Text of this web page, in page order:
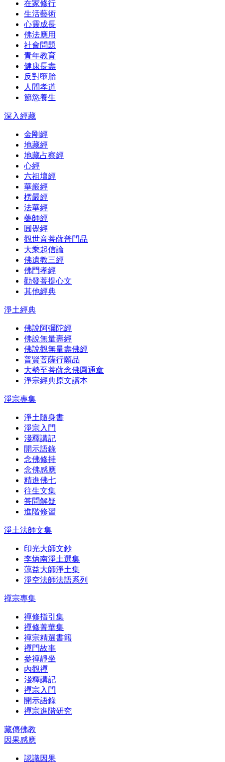
在家修行
生活藝術
心靈成長
佛法應用
社會問題
青年教育
健康長壽
反對墮胎
人間孝道
節慾養生
深入經藏
金剛經
地藏經
地藏占察經
心經
六祖壇經
華嚴經
楞嚴經
法華經
藥師經
圓覺經
觀世音菩薩普門品
大乘起信論
佛遺教三經
佛門孝經
勸發菩提心文
其他經典
淨土經典
佛說阿彌陀經
佛說無量壽經
佛說觀無量壽佛經
普賢菩薩行願品
大勢至菩薩念佛圓通章
淨宗經典原文讀本
淨宗專集
淨土隨身書
淨宗入門
淺釋講記
開示語錄
念佛修持
念佛感應
精進佛七
往生文集
答問解疑
進階修習
淨土法師文集
印光大師文鈔
李炳南淨土選集
蕅益大師淨土集
淨空法師法語系列
禪宗專集
禪修指引集
禪修菁華集
禪宗精選書籍
禪門故事
參禪靜坐
內觀禪
淺釋講記
禪宗入門
開示語錄
禪宗進階研究
藏傳佛教
因果感應
認識因果